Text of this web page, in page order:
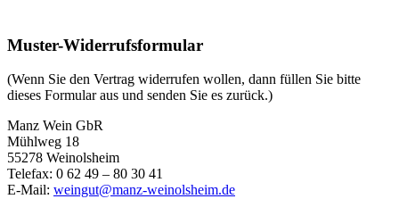
Muster-Widerrufsformular
(Wenn Sie den Vertrag widerrufen wollen, dann füllen Sie bitte
dieses Formular aus und senden Sie es zurück.)
Manz Wein GbR
Mühlweg 18
55278 Weinolsheim
Telefax: 0 62 49 – 80 30 41
E-Mail: weingut@manz-weinolsheim.de